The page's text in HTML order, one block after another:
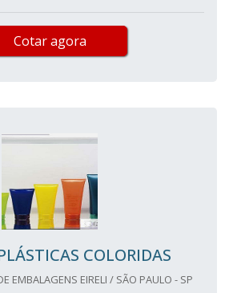
Cotar agora
COLORIDAS
EMBALAGENS EIRELI / SÃO PAULO - SP